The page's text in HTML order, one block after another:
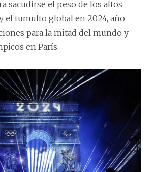
sacudirse el peso de los altos
el tumulto global en 2024, año
para la mitad del mundo y
en París.